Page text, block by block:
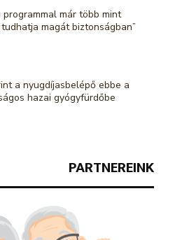
PARTNEREINK
programmal már több mint
magát biztonságban”
a nyugdíjasbelépő ebbe a
hazai gyógyfürdőbe